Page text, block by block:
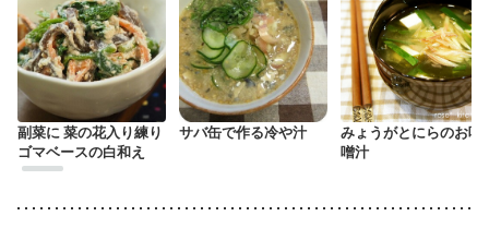
副菜に 菜の花入り練り
ゴマベースの白和え
サバ缶で作る冷や汁
みょうがとにらのお味
噌汁